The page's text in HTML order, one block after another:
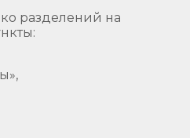
разделений на